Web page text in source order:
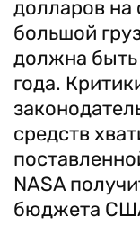
долларов на
большой
должна быть
года.
средств
NASA
бюджета